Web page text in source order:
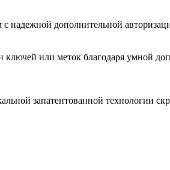
надежной дополнительной
ключей или меток благодаря умной
запатентованной